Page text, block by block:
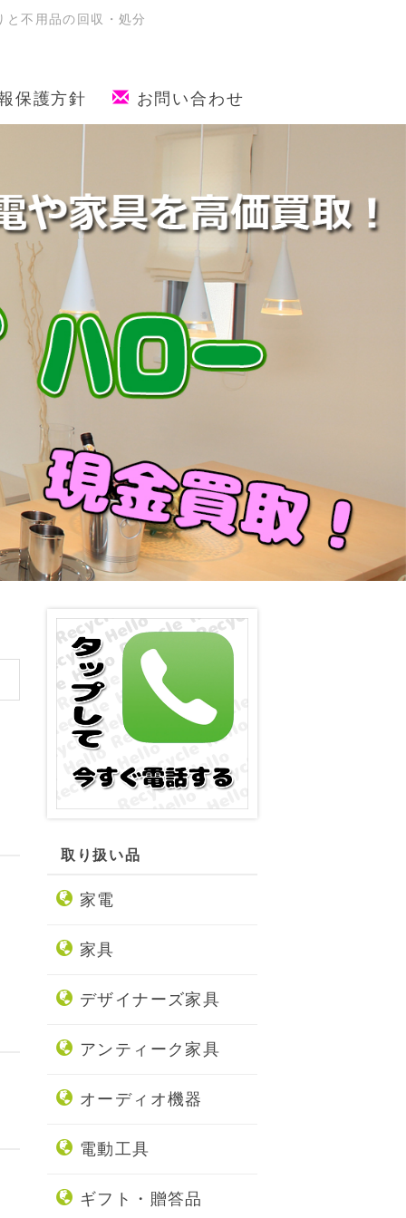
と不用品の回収・処分
保護方針 お問い合わせ
取り扱い品
家電
家具
デザイナーズ家具
アンティーク家具
オーディオ機器
電動工具
ギフト・贈答品